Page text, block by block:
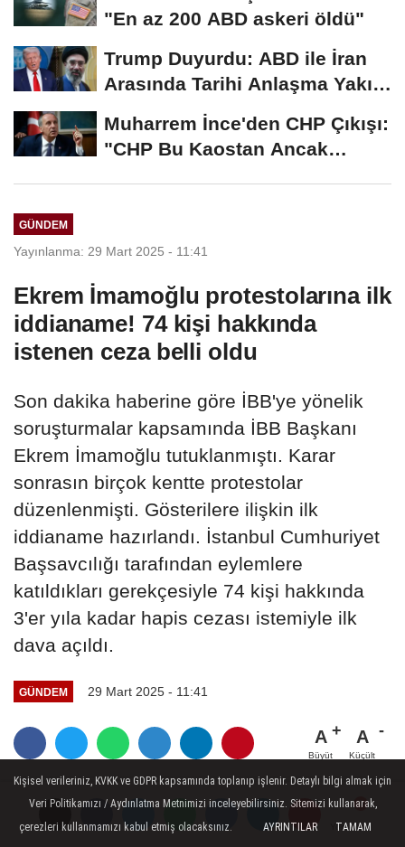
Yorumlar
Yorumlar
"En az 200 ABD askeri öldü"
Trump Duyurdu: ABD ile İran
Arasında Tarihi Anlaşma Yakın!
Muharrem İnce'den CHP Çıkışı:
"CHP Bu Kaostan Ancak
GÜNDEM
Yayınlanma: 29 Mart 2025 - 11:41
Ekrem İmamoğlu protestolarına ilk
iddianame! 74 kişi hakkında
istenen ceza belli oldu
Son dakika haberine göre İBB'ye yönelik
soruşturmalar kapsamında İBB Başkanı
Ekrem İmamoğlu tutuklanmıştı. Karar
sonrasın birçok kentte protestolar
düzenlenmişti. Gösterilere ilişkin ilk
iddianame hazırlandı. İstanbul Cumhuriyet
Başsavcılığı tarafından eylemlere
katıldıkları gerekçesiyle 74 kişi hakkında
3'er yıla kadar hapis cezası istemiyle ilk
dava açıldı.
GÜNDEM 29 Mart 2025 - 11:41
Yorumlar
A
Büyüt
A
Küçült
Kişisel verileriniz, KVKK ve GDPR kapsamında toplanıp işlenir. Detaylı bilgi almak için
Veri Politikamızı / Aydınlatma Metnimizi inceleyebilirsiniz. Sitemizi kullanarak,
çerezleri kullanmamızı kabul etmiş olacaksınız.
AYRINTILAR TAMAM